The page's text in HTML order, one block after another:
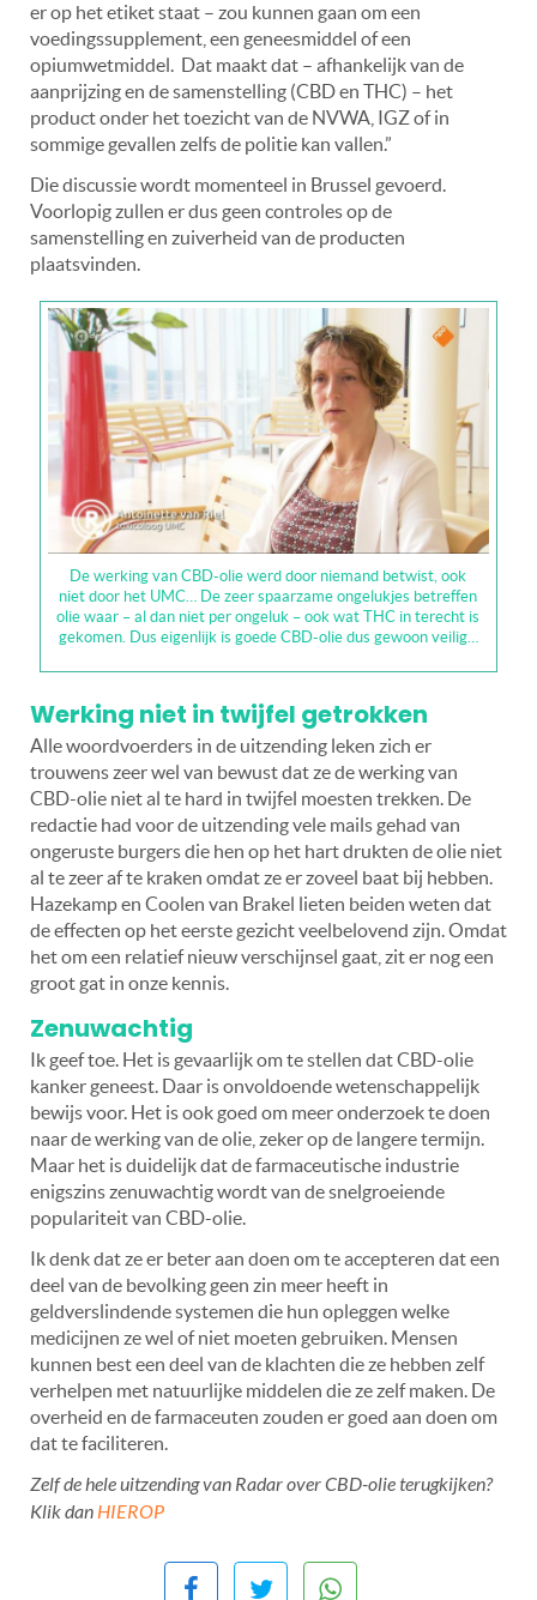
er op het etiket staat – zou kunnen gaan om een
voedingssupplement, een geneesmiddel of een
opiumwetmiddel. Dat maakt dat – afhankelijk van de
aanprijzing en de samenstelling (CBD en THC) – het
product onder het toezicht van de NVWA, IGZ of in
sommige gevallen zelfs de politie kan vallen.”
Die discussie wordt momenteel in Brussel gevoerd.
Voorlopig zullen er dus geen controles op de
samenstelling en zuiverheid van de producten
plaatsvinden.
De werking van CBD-olie werd door niemand betwist, ook
niet door het UMC… De zeer spaarzame ongelukjes betreffen
olie waar – al dan niet per ongeluk – ook wat THC in terecht is
gekomen. Dus eigenlijk is goede CBD-olie dus gewoon veilig…
Werking niet in twijfel getrokken
Alle woordvoerders in de uitzending leken zich er
trouwens zeer wel van bewust dat ze de werking van
CBD-olie niet al te hard in twijfel moesten trekken. De
redactie had voor de uitzending vele mails gehad van
ongeruste burgers die hen op het hart drukten de olie niet
al te zeer af te kraken omdat ze er zoveel baat bij hebben.
Hazekamp en Coolen van Brakel lieten beiden weten dat
de effecten op het eerste gezicht veelbelovend zijn. Omdat
het om een relatief nieuw verschijnsel gaat, zit er nog een
groot gat in onze kennis.
Zenuwachtig
Ik geef toe. Het is gevaarlijk om te stellen dat CBD-olie
kanker geneest. Daar is onvoldoende wetenschappelijk
bewijs voor. Het is ook goed om meer onderzoek te doen
naar de werking van de olie, zeker op de langere termijn.
Maar het is duidelijk dat de farmaceutische industrie
enigszins zenuwachtig wordt van de snelgroeiende
populariteit van CBD-olie.
Ik denk dat ze er beter aan doen om te accepteren dat een
deel van de bevolking geen zin meer heeft in
geldverslindende systemen die hun opleggen welke
medicijnen ze wel of niet moeten gebruiken. Mensen
kunnen best een deel van de klachten die ze hebben zelf
verhelpen met natuurlijke middelen die ze zelf maken. De
overheid en de farmaceuten zouden er goed aan doen om
dat te faciliteren.
Zelf de hele uitzending van Radar over CBD-olie terugkijken?
Klik danHIEROP